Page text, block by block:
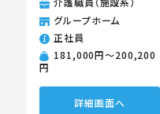
グループホーム
正社員
181,000円〜200,200
円
詳細画面へ